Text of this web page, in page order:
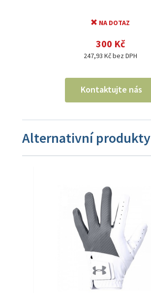
NA DOTAZ
300 Kč
247,93 Kč bez DPH
Kontaktujte nás
Alternativní produkty